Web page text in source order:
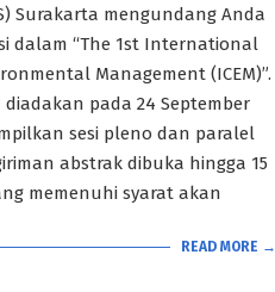
Surakarta mengundang Anda
dalam “The 1st International
Management (ICEM)”.
pada 24 September
sesi pleno dan paralel
abstrak dibuka hingga 15
memenuhi syarat akan
READ MORE →